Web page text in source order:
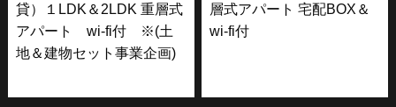
貸）１LDK＆2LDK 重層式
アパート wi-fi付 ※(土
地＆建物セット事業企画)
層式アパート 宅配BOX＆
wi-fi付